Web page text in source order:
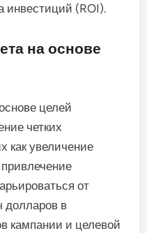
инвестиций (ROI).
на основе
целей
четких
как увеличение
от
долларов в
кампании и целевой